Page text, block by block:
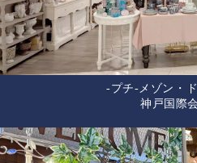
-プチ-メゾン・
神戸国際